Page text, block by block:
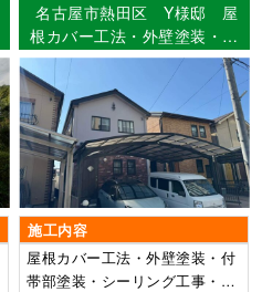
名古屋市熱田区 Y様邸 屋
根カバー工法・外壁塗装・付
帯部塗装・シーリング工事・
ベランダ防水工事 【使用塗
料】外壁：超低汚染ﾘﾌｧｲﾝ弾
性1000MS-IR
施工内容
屋根カバー工法・外壁塗装・付
帯部塗装・シーリング工事・ベ